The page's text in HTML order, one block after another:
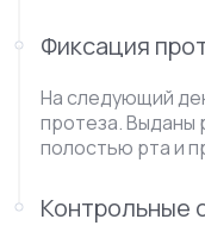
Фиксация
На следующий
протеза. Выданы
полостью рта и
Контрольные